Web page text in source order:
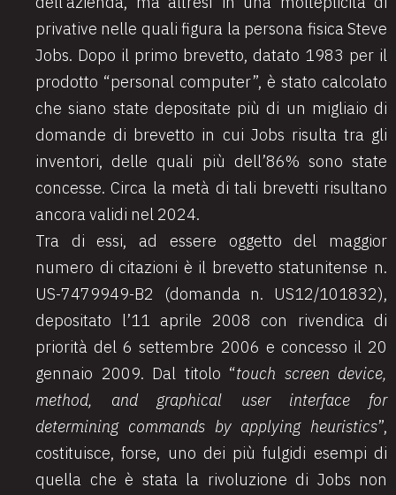
privative nelle quali figura la persona fisica Steve
Jobs. Dopo il primo brevetto, datato 1983 per il
prodotto “personal computer”, è stato calcolato
che siano state depositate più di un migliaio di
domande di brevetto in cui Jobs risulta tra gli
inventori, delle quali più dell’86% sono state
concesse. Circa la metà di tali brevetti risultano
ancora validi nel 2024.
Tra di essi, ad essere oggetto del maggior
numero di citazioni è il brevetto statunitense n.
US-7479949-B2 (domanda n. US12/101832),
depositato l’11 aprile 2008 con rivendica di
priorità del 6 settembre 2006 e concesso il 20
gennaio 2009. Dal titolo “touch screen device,
method, and graphical user interface for
determining commands by applying heuristics”,
costituisce, forse, uno dei più fulgidi esempi di
quella che è stata la rivoluzione di Jobs non